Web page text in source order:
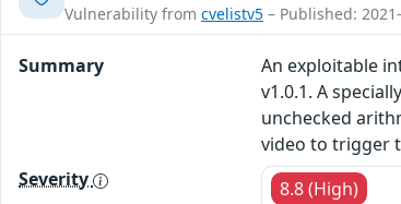
Vulnerability from cvelistv5 – Published:
Summary
An exploitable
v1.0.1. A
unchecked
video to trigger
Severity
8.8 (High)